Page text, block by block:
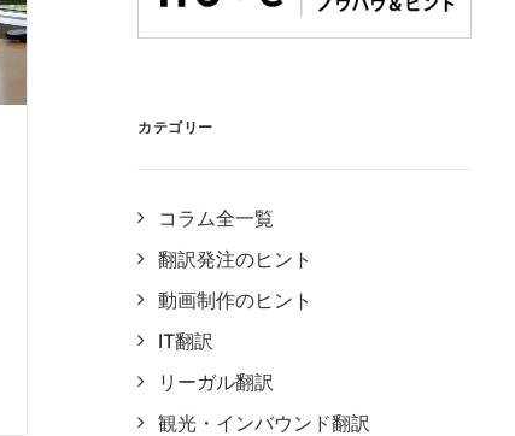
カテゴリー
コラム全一覧
翻訳発注のヒント
動画制作のヒント
IT翻訳
リーガル翻訳
観光・インバウンド翻訳